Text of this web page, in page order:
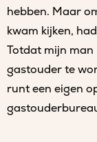
hebben. Maar
kwam kijken,
Totdat mijn man
gastouder te
runt een eigen